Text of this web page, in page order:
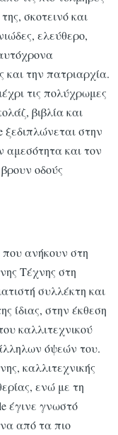
σκοτεινό και
ελεύθερο,
και την πατριαρχία.
τις πολύχρω­μες
βιβλία και
ξεδιπλώνεται στην
αμεσότητα και τον
οδούς
ανήκουν στη
Τέχνης στη
συλλέκτη και
ίδιας, στην έκθεση
καλλιτεχνικού
όψεών του.
καλλιτεχνικής
ενώ με τη
έγινε γνωστό
από τα πιο